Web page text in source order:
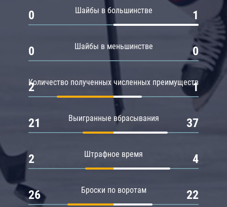
Шайбы в большинстве
0 1
Шайбы в меньшинстве
0 0
Количество полученных численных преимуществ
2 1
Выигранные вбрасывания
21 37
Штрафное время
2 4
Броски по воротам
26 22